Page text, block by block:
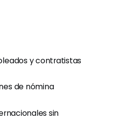
y contratistas
de nómina
sin